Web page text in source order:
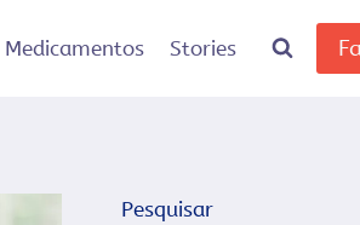
Medicamentos Stories
Pesquisar